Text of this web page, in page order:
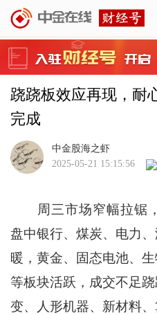
跷跷板效应再现，耐
完成
中金股海之虾
2025-05-21 15:15:56
周三市场窄幅拉锯，
盘中银行、煤炭、电力
暖，黄金、固态电池、
等板块活跃，成交不足
变、人形机器、新材料